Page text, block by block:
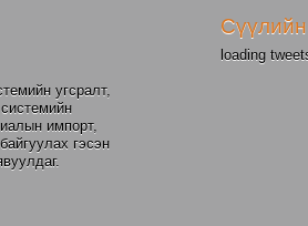
угсралт,
импорт,
гэсэн
loading